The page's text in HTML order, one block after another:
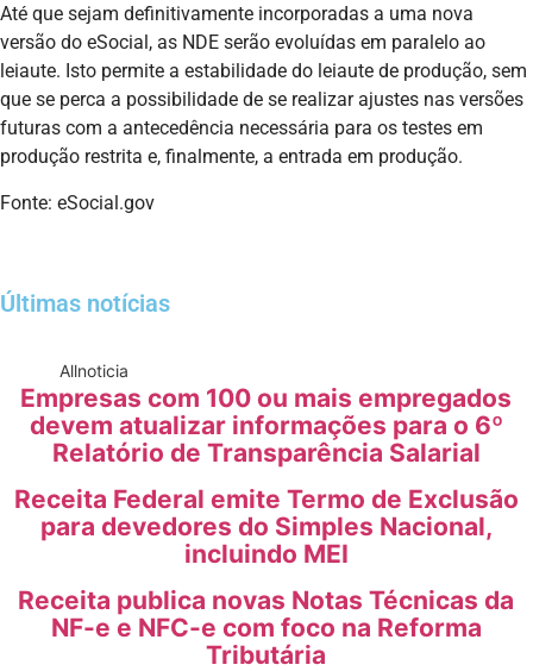
Até que sejam definitivamente incorporadas a uma nova
versão do eSocial, as NDE serão evoluídas em paralelo ao
leiaute. Isto permite a estabilidade do leiaute de produção, sem
que se perca a possibilidade de se realizar ajustes nas versões
futuras com a antecedência necessária para os testes em
produção restrita e, finalmente, a entrada em produção.
Fonte: eSocial.gov
Últimas notícias
Allnoticia
Empresas com 100 ou mais empregados
devem atualizar informações para o 6º
Relatório de Transparência Salarial
Receita Federal emite Termo de Exclusão
para devedores do Simples Nacional,
incluindo MEI
Receita publica novas Notas Técnicas da
NF-e e NFC-e com foco na Reforma
Tributária